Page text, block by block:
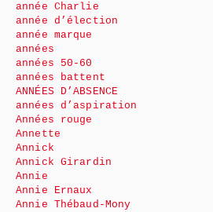
année Charlie
année d’élection
année marque
années
années 50-60
années battent
ANNÉES D’ABSENCE
années d’aspiration
Années rouge
Annette
Annick
Annick Girardin
Annie
Annie Ernaux
Annie Thébaud-Mony